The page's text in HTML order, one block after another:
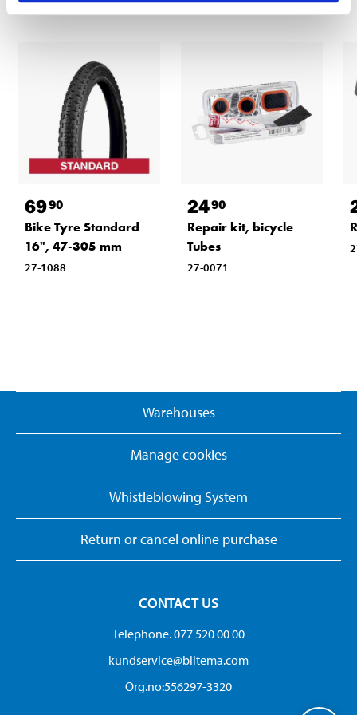
6990
Bike Tyre Standard
16", 47-305 mm
27-1088
2490
Repair kit, bicycle
Tubes
27-0071
Warehouses
Manage cookies
Whistleblowing System
Return or cancel online purchase
CONTACT US
Telephone. 077 520 00 00
kundservice@biltema.com
Org.no:556297-3320